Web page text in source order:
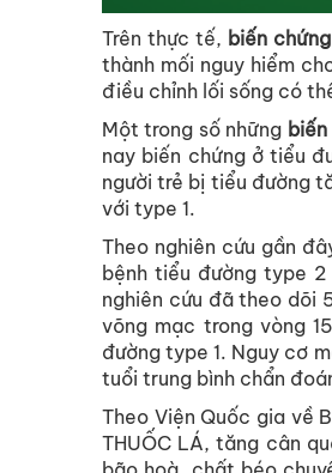
Trên thực tế, biến chứng
thành mối nguy hiểm
điều chỉnh lối sống có
Mộttrong số những biến
nay biến chứngở tiểu
người trẻ bị tiểu đường
với type 1.
Theo nghiên cứu gần
bệnh tiểu đường type 2
nghiên cứu đã theo dõi
võng mạc trong vòng 15
đường type 1. Nguy cơ
tuổi trung bình chẩn
Theo Viện Quốc gia về
THUỐC LÁ,tăng cân